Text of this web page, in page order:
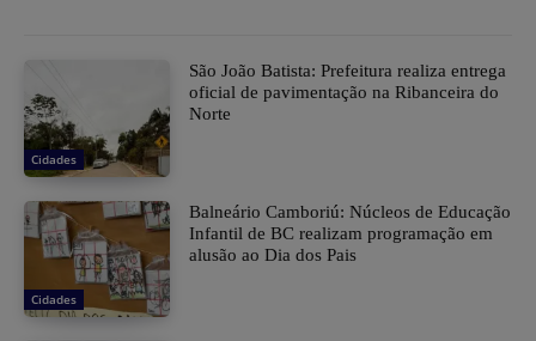
Cidades
São João Batista: Prefeitura realiza entrega
oficial de pavimentação na Ribanceira do
Norte
Cidades
Balneário Camboriú: Núcleos de Educação
Infantil de BC realizam programação em
alusão ao Dia dos Pais